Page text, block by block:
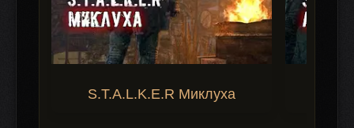
S.T.A.L.K.E.R Миклуха